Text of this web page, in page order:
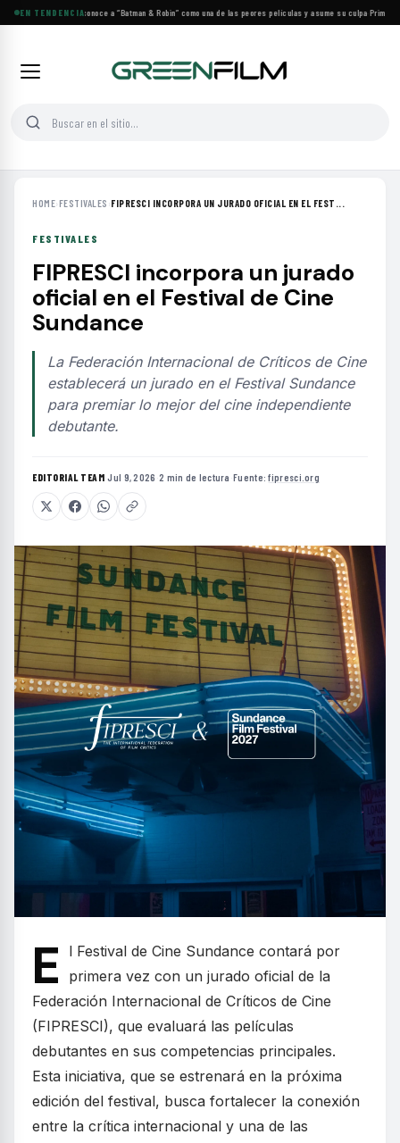
EN TENDENCIA
George Clooney reconoce a “Batman & Robin” como una de las peores películas y asume su culpa·Prime
HOME›FESTIVALES ›FIPRESCI INCORPORA UN JURADO OFICIAL EN EL FEST...
FESTIVALES
FIPRESCI incorpora un jurado
oficial en el Festival de Cine
Sundance
La Federación Internacional de Críticos de Cine
establecerá un jurado en el Festival Sundance
para premiar lo mejor del cine independiente
debutante.
EDITORIAL TEAM·Jul 9, 2026 ·2 min de lectura ·Fuente:fipresci.org
E
l Festival de Cine Sundance contará por
primera vez con un jurado oficial de la
Federación Internacional de Críticos de Cine
(FIPRESCI), que evaluará las películas
debutantes en sus competencias principales.
Esta iniciativa, que se estrenará en la próxima
edición del festival, busca fortalecer la conexión
entre la crítica internacional y una de las